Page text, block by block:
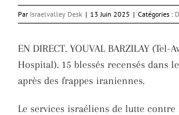
Par Israelvalley Desk | 13 Juin 2025 | Catégories :
EN DIRECT. YOUVAL BARZILAY (Tel-
Hospital). 15 blessés recensés dans
après des frappes iraniennes.
Le services israéliens de lutte